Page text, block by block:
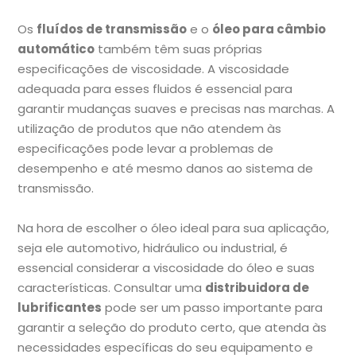
Os fluídos de transmissãoe o óleo para câmbio
automático também têm suas próprias
especificações de viscosidade. A viscosidade
adequada para esses fluidos é essencial para
garantir mudanças suaves e precisas nas marchas. A
utilização de produtos que não atendem às
especificações pode levar a problemas de
desempenho e até mesmo danos ao sistema de
transmissão.
Na hora de escolher o óleo ideal para sua aplicação,
seja ele automotivo, hidráulico ou industrial, é
essencial considerar a viscosidade do óleo e suas
características. Consultar uma distribuidora de
lubrificantes pode ser um passo importante para
garantir a seleção do produto certo, que atenda às
necessidades específicas do seu equipamento e